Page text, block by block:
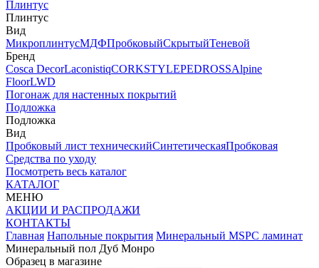
Плинтус
Плинтус
Вид
МикроплинтусМДФПробковыйСкрытыйТеневой
Бренд
Cosca DecorLaconistiqCORKSTYLEPEDROSSAlpine
FloorLWD
Погонаж для настенных покрытий
Подложка
Подложка
Вид
Пробковый лист техническийСинтетическаяПробковая
Средства по уходу
Посмотреть весь каталог
КАТАЛОГ
МЕНЮ
АКЦИИ И РАСПРОДАЖИ
КОНТАКТЫ
Главная Напольные покрытия Минеральный MSPC ламинат
Минеральный пол Дуб Монро
Образец в магазине